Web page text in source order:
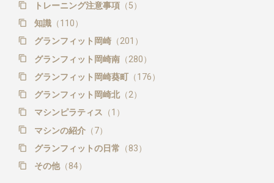
トレーニング注意事項（5）
知識（110）
グランフィット岡崎（201）
グランフィット岡崎南（280）
グランフィット岡崎葵町（176）
グランフィット岡崎北（2）
マシンピラティス （1）
マシンの紹介（7）
グランフィットの日常 （83）
その他（84）